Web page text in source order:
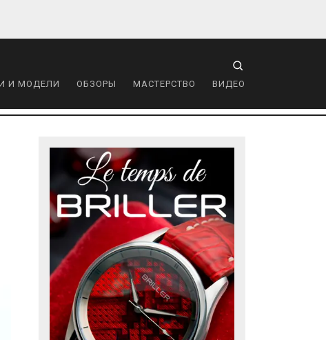
И МОДЕЛИ ОБЗОРЫ МАСТЕРСТВО ВИДЕО